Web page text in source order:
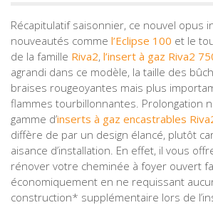
Récapitulatif saisonnier, ce nouvel opus
nouveautés comme l’Eclipse 100 et le
de la famille Riva2, l’insert à gaz Riva2
agrandi dans ce modèle, la taille des
braises rougeoyantes mais plus
flammes tourbillonnantes. Prolongation
gamme d’inserts à gaz encastrables
diffère de par un design élancé, plutôt
aisance d’installation. En effet, il vous
rénover votre cheminée à foyer ouvert
économiquement en ne requissant
construction* supplémentaire lors de